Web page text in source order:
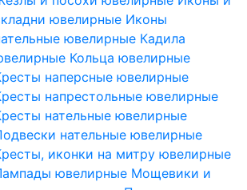
ювелирные Иконы
ювелирные Кадила
Кольца ювелирные
наперсные ювелирные
напрестольные ювелирные
нательные ювелирные
нательные ювелирные
иконки на митру ювелирные
ювелирные Мощевики и